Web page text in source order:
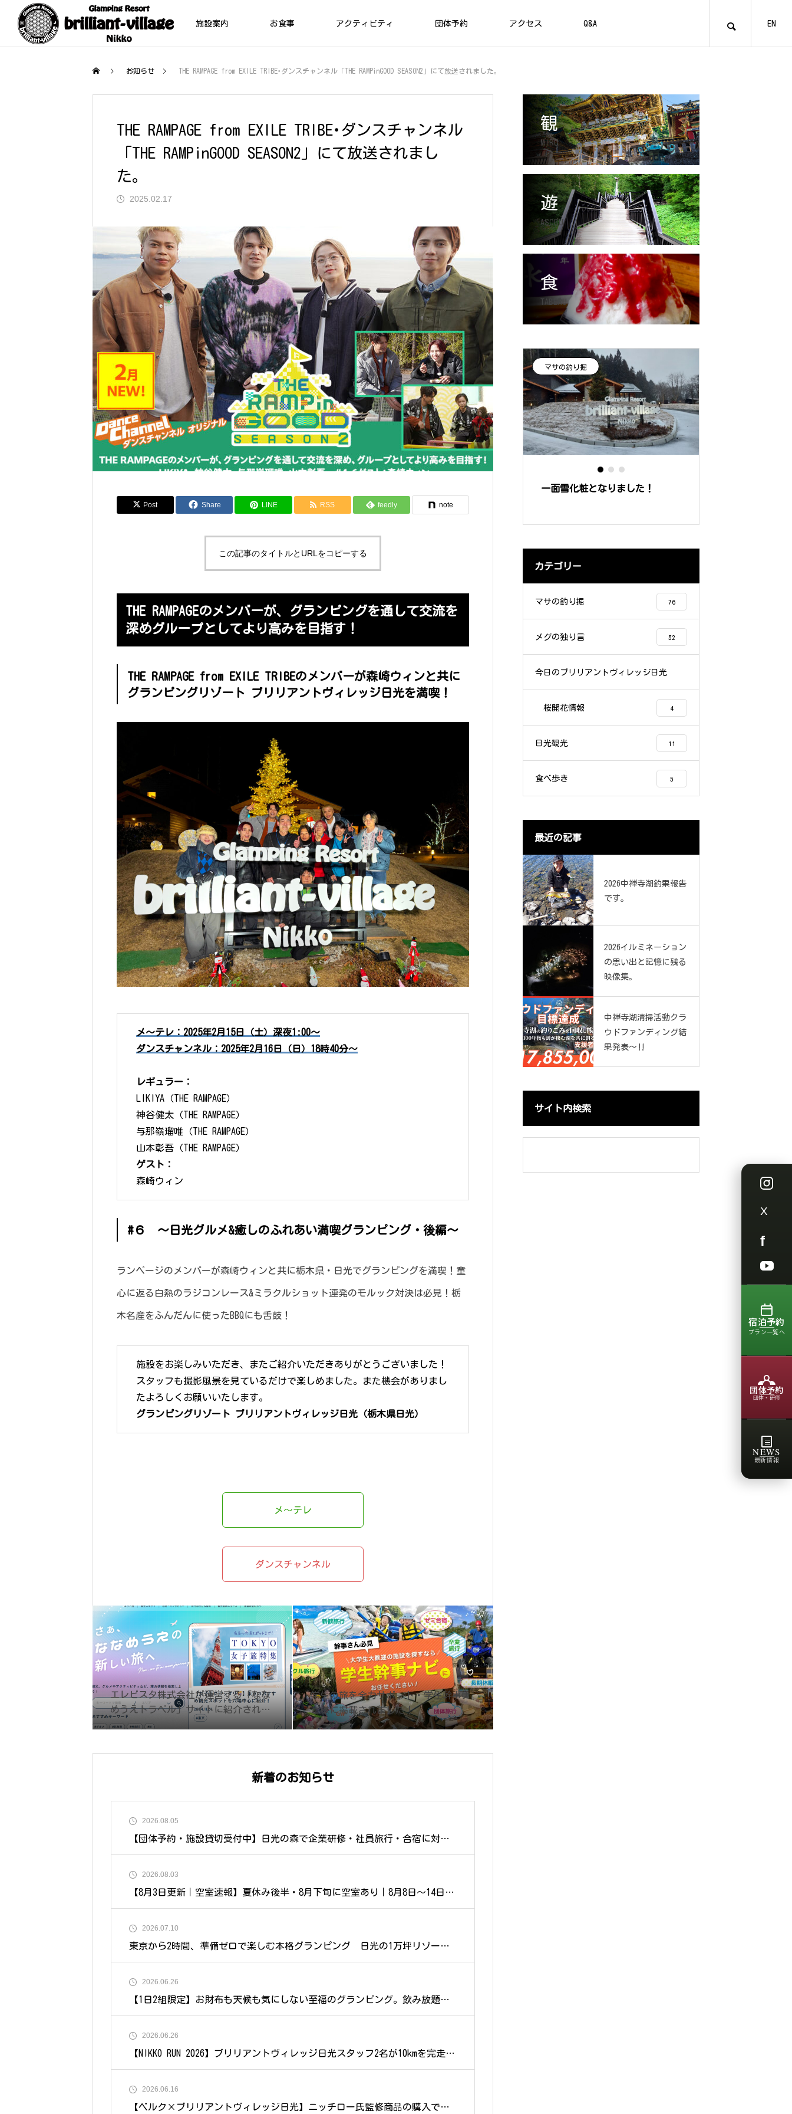
施設案内 お食事 アクティビティ 団体予約 アクセス Q&A EN
VILLAGE
01
ドーム型テント 管理棟のご案内
VILLAGE
03
お食事
チェックイン＆チェックアウト 貸切お風呂とシャワー室
アクティビティ
アメニティ
備品・アメニティ
お知らせ THE RAMPAGE from EXILE TRIBE･ダンスチャンネル「THE RAMPinGOOD SEASON2」にて放送されました。
THE RAMPAGE from EXILE TRIBE･ダンスチャンネル
「THE RAMPinGOOD SEASON2」にて放送されまし
た。
2025.02.17
Post Share LINE RSS feedly note
この記事のタイトルとURLをコピーする
THE RAMPAGEのメンバーが、グランピングを通して交流を
深めグループとしてより高みを目指す！
THE RAMPAGE from EXILE TRIBEのメンバーが森崎ウィンと共に
グランピングリゾート ブリリアントヴィレッジ日光を満喫！
メ〜テレ：2025年2月15日（土）深夜1:00〜
ダンスチャンネル：2025年2月16日（日）18時40分〜
レギュラー：
LIKIYA（THE RAMPAGE）
神谷健太（THE RAMPAGE）
与那嶺瑠唯（THE RAMPAGE）
山本彰吾（THE RAMPAGE）
ゲスト：
森崎ウィン
#６ ～日光グルメ&癒しのふれあい満喫グランピング・後編～
ランページのメンバーが森崎ウィンと共に栃木県・日光でグランピングを満喫！童
心に返る白熱のラジコンレース&ミラクルショット連発のモルック対決は必見！栃
木名産をふんだんに使ったBBQにも舌鼓！
施設をお楽しみいただき、またご紹介いただきありがとうございました！
スタッフも撮影風景を見ているだけで楽しめました。また機会がありまし
たよろしくお願いいたします。
グランピングリゾート ブリリアントヴィレッジ日光（栃木県日光）
メ〜テレ
ダンスチャンネル
エレビスタ株式会社が運営する「なな
めうえトラベル」サイトに紹介されま
した。
学生の旅を全力サポート・学生幹事ナ
ビ様に掲載されました！
新着のお知らせ
2026.08.05
【団体予約・施設貸切受付中】日光の森で企業研修・社員旅行・合宿に対応
｜ブリリアントヴィレッジ日光
2026.08.03
【8月3日更新｜空室速報】夏休み後半・8月下旬に空室あり｜8月8日〜14日は
満室
2026.07.10
東京から2時間、準備ゼロで楽しむ本格グランピング 日光の1万坪リゾート
で花火・BBQ・自然体験が揃う「サマーグランピング2026」夏休み予約受付開
2026.06.26
【1日2組限定】お財布も天候も気にしない至福のグランピング。飲み放題＆
貸切風呂付き「オールインクルーシブプラン」のご案内
2026.06.26
【NIKKO RUN 2026】ブリリアントヴィレッジ日光スタッフ2名が10kmを完走し
ました！
2026.06.16
【ベルク×ブリリアントヴィレッジ日光】ニッチロー氏監修商品の購入で、
観
MIRU
遊
ASOBU
食
TABERU
今日のブリリアントヴィレッジ日光 マサの釣り掘
一面雪化粧となりました！
カテゴリー
マサの釣り掘 76
メグの独り言 52
今日のブリリアントヴィレッジ日光
桜開花情報 4
日光観光 11
食べ歩き 5
最近の記事
2026中禅寺湖釣果報告
です。
2026イルミネーション
の思い出と記憶に残る
映像集。
中禅寺湖清掃活動クラ
ウドファンディング結
果発表～‼️
サイト内検索
X
宿泊予約
プラン一覧へ
団体予約
団体・研修
NEWS
最新情報